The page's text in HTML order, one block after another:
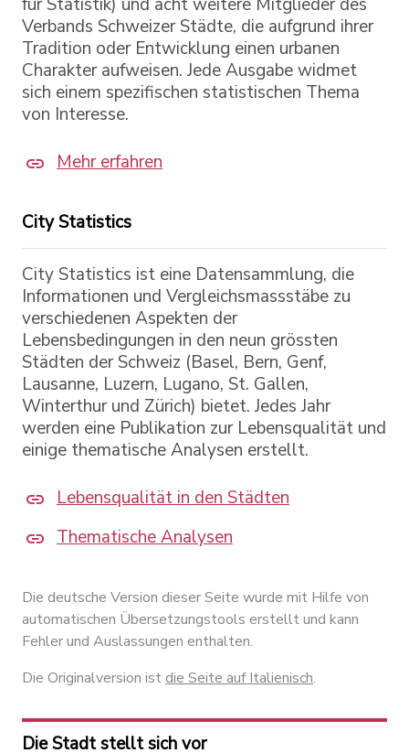
Verbands Schweizer Städte, die aufgrund ihrer
Tradition oder Entwicklung einen urbanen
Charakter aufweisen. Jede Ausgabe widmet
sich einem spezifischen statistischen Thema
von Interesse.
Mehr erfahren
City Statistics
City Statistics ist eine Datensammlung, die
Informationen und Vergleichsmassstäbe zu
verschiedenen Aspekten der
Lebensbedingungen in den neun grössten
Städten der Schweiz (Basel, Bern, Genf,
Lausanne, Luzern, Lugano, St. Gallen,
Winterthur und Zürich) bietet. Jedes Jahr
werden eine Publikation zur Lebensqualität und
einige thematische Analysen erstellt.
Lebensqualität in den Städten
Thematische Analysen
Die deutsche Version dieser Seite wurde mit Hilfe von
automatischen Übersetzungstools erstellt und kann
Fehler und Auslassungen enthalten.
Die Originalversion istdie Seite auf Italienisch.
Die Stadt stellt sich vor